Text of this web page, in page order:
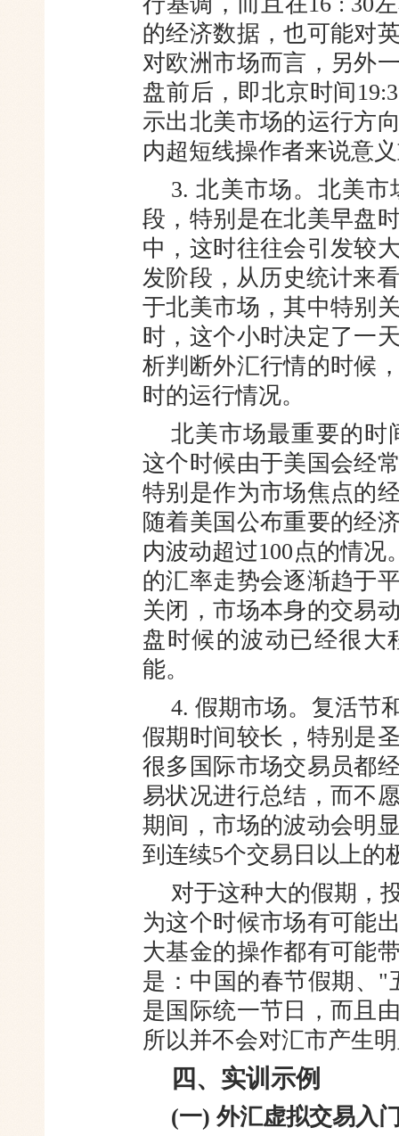
的经济数据，也可能对
对欧洲市场而言，另外
盘前后，即北京时间
示出北美市场的运行方
内超短线操作者来说意
3. 北美市场。北美
段，特别 是在北美早盘
中，这时往往会引发较
发阶段，从历史统计来
于北美市场，其中特别
时，这个小时决定了一
析判断外汇行情的时候
时的运行情况。
北美市场最重要的时
这个时候由于美国会经
特别是作为市场焦点的
随着美国公布重要的经
内波动超过100点的情况
的汇率走势会逐渐趋于
关闭，市场本身的交易
盘时候的波动已经很大
能。
4. 假期市场。复活节
假期时间较长，特别是
很多国际市场交易 员都
易状况进行总结，而不
期间，市场的波动会明
到连续5个交易日以上的
对于这种大的假期，
为这个时候市场有可能
大基金的操作都有可能
是：中国的春节假期、"
是国际统一节日，而且
所以并不会对汇市产生
四、实训示例
(一) 外汇虚拟交易入